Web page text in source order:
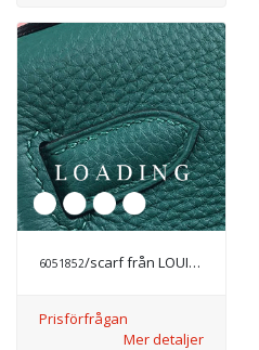
6051852/scarf från LOUIS VUITTON
Prisförfrågan
Mer detaljer